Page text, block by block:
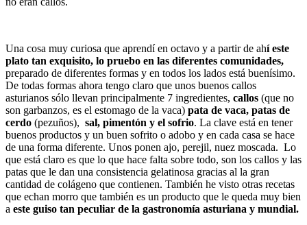
Una cosa muy curiosa que aprendí en octavo y a partir de ahí este
plato tan exquisito, lo pruebo en las diferentes comunidades,
preparado de diferentes formas y en todos los lados está buenísimo.
De todas formas ahora tengo claro que unos buenos callos
asturianos sólo llevan principalmente 7 ingredientes, callos (que no
son garbanzos, es el estomago de la vaca) pata de vaca, patas de
cerdo (pezuños), sal, pimentón y el sofrio. La clave está en tener
buenos productos y un buen sofrito o adobo y en cada casa se hace
de una forma diferente. Unos ponen ajo, perejil, nuez moscada. Lo
que está claro es que lo que hace falta sobre todo, son los callos y las
patas que le dan una consistencia gelatinosa gracias al la gran
cantidad de colágeno que contienen. También he visto otras recetas
que echan morro que también es un producto que le queda muy bien
a este guiso tan peculiar de la gastronomía asturiana y mundial.